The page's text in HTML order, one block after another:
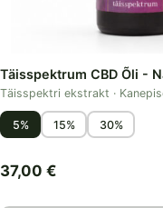
Täisspektrum CBD Õli -
Täisspektri ekstrakt ·
5% 15% 30%
37,00 €